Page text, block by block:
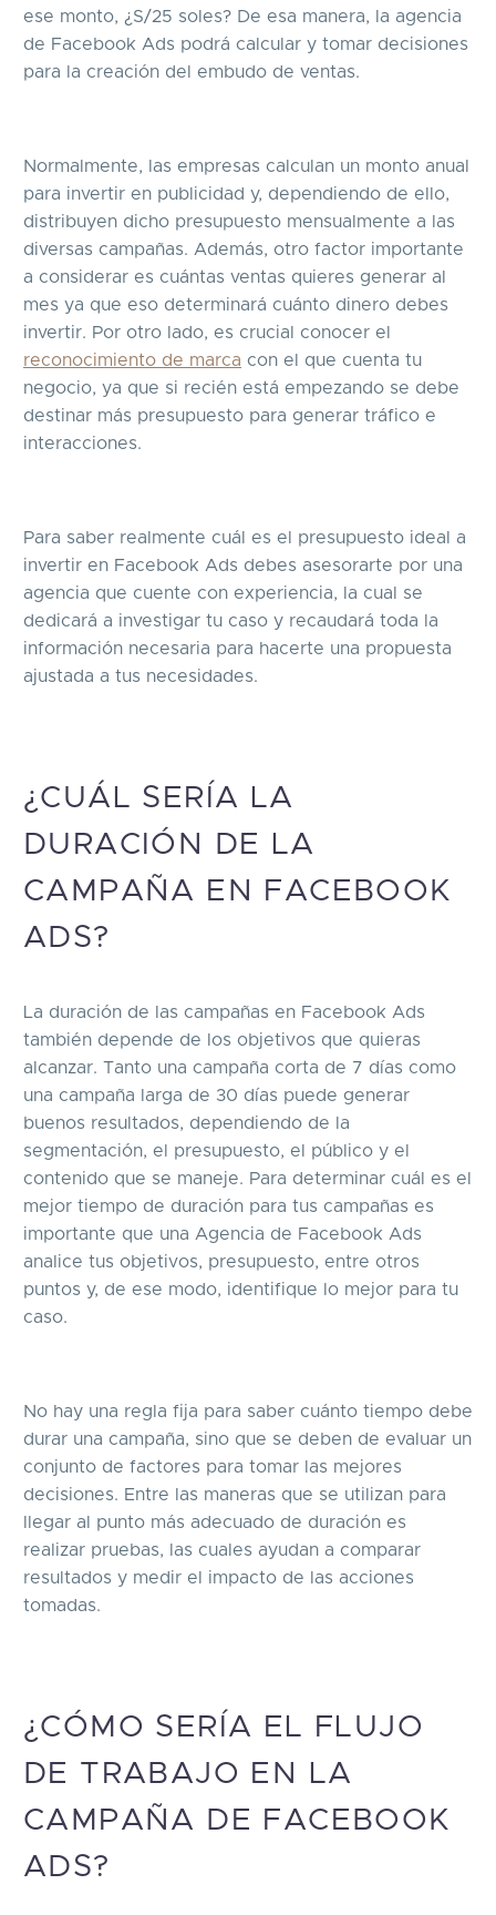
ese monto, ¿S/25 soles? De esa manera, la agencia
de Facebook Ads podrá calcular y tomar decisiones
para la creación del embudo de ventas.
Normalmente, las empresas calculan un monto anual
para invertir en publicidad y, dependiendo de ello,
distribuyen dicho presupuesto mensualmente a las
diversas campañas. Además, otro factor importante
a considerar es cuántas ventas quieres generar al
mes ya que eso determinará cuánto dinero debes
invertir. Por otro lado, es crucial conocer el
reconocimiento de marca con el que cuenta tu
negocio, ya que si recién está empezando se debe
destinar más presupuesto para generar tráfico e
interacciones.
Para saber realmente cuál es el presupuesto ideal a
invertir en Facebook Ads debes asesorarte por una
agencia que cuente con experiencia, la cual se
dedicará a investigar tu caso y recaudará toda la
información necesaria para hacerte una propuesta
ajustada a tus necesidades.
¿CUÁL SERÍA LA
DURACIÓN DE LA
CAMPAÑA EN FACEBOOK
ADS?
La duración de las campañas en Facebook Ads
también depende de los objetivos que quieras
alcanzar. Tanto una campaña corta de 7 días como
una campaña larga de 30 días puede generar
buenos resultados, dependiendo de la
segmentación, el presupuesto, el público y el
contenido que se maneje. Para determinar cuál es el
mejor tiempo de duración para tus campañas es
importante que una Agencia de Facebook Ads
analice tus objetivos, presupuesto, entre otros
puntos y, de ese modo, identifique lo mejor para tu
caso.
No hay una regla fija para saber cuánto tiempo debe
durar una campaña, sino que se deben de evaluar un
conjunto de factores para tomar las mejores
decisiones. Entre las maneras que se utilizan para
llegar al punto más adecuado de duración es
realizar pruebas, las cuales ayudan a comparar
resultados y medir el impacto de las acciones
tomadas.
¿CÓMO SERÍA EL FLUJO
DE TRABAJO EN LA
CAMPAÑA DE FACEBOOK
ADS?